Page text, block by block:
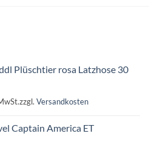
Plüschtier rosa Latzhose 30
zzgl. Versandkosten
Captain America ET